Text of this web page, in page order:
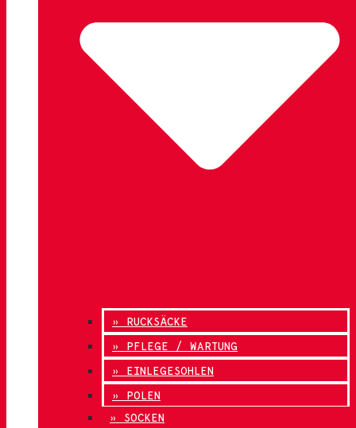
» RUCKSÄCKE
» PFLEGE / WARTUNG
» EINLEGESOHLEN
» POLEN
» SOCKEN